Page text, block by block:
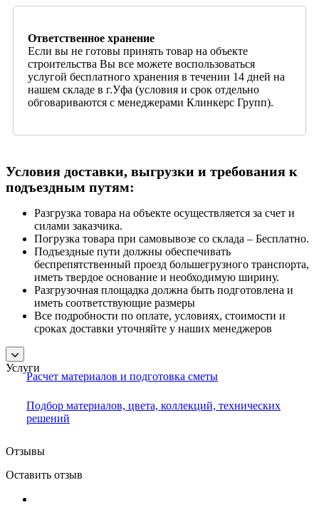
Ответственное хранение
Если вы не готовы принять товар на объекте
строительства Вы все можете воспользоваться
услугой бесплатного хранения в течении 14 дней на
нашем складе в г.Уфа (условия и срок отдельно
обговариваются с менеджерами Клинкерс Групп).
Условия доставки, выгрузки и требования к
подъездным путям:
Разгрузка товара на объекте осуществляется за счет и
силами заказчика.
Погрузка товара при самовывозе со склада – Бесплатно.
Подъездные пути должны обеспечивать
беспрепятственный проезд большегрузного транспорта,
иметь твердое основание и необходимую ширину.
Разгрузочная площадка должна быть подготовлена и
иметь соответствующие размеры
Все подробности по оплате, условиях, стоимости и
сроках доставки уточняйте у наших менеджеров
Услуги
Расчет материалов и подготовка сметы
Подбор материалов, цвета, коллекций, технических
решений
Отзывы
Оставить отзыв